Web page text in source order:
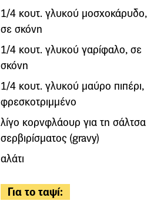
1/4 κουτ. γλυκού μοσχοκάρυδο,
σε σκόνη
1/4 κουτ. γλυκού γαρίφαλο, σε
σκόνη
1/4 κουτ. γλυκού μαύρο πιπέρι,
φρεσκοτριμμένο
λίγο κορνφλάουρ για τη σάλτσα
σερβιρίσματος (gravy)
αλάτι
Για το ταψί: